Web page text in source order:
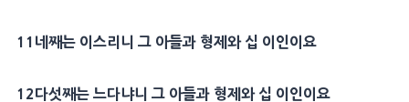
11 네째는 이스리니 그 아들과 형제 와 십 이인이요
12다섯째는 느다냐니 그 아들과 형제 와 십 이인이요